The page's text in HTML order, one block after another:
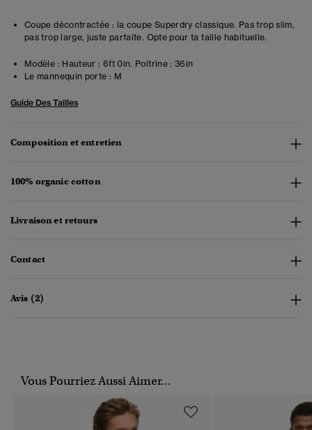
Coupe décontractée : la coupe Superdry classique. Pas trop slim,
pas trop large, juste parfaite. Opte pour ta taille habituelle.
Modèle : Hauteur : 6ft 0in. Poitrine : 36in
Le mannequin porte : M
Guide Des Tailles
Composition et entretien
100% organic cotton
Livraison et retours
Contact
Avis (2)
Vous Pourriez Aussi Aimer...